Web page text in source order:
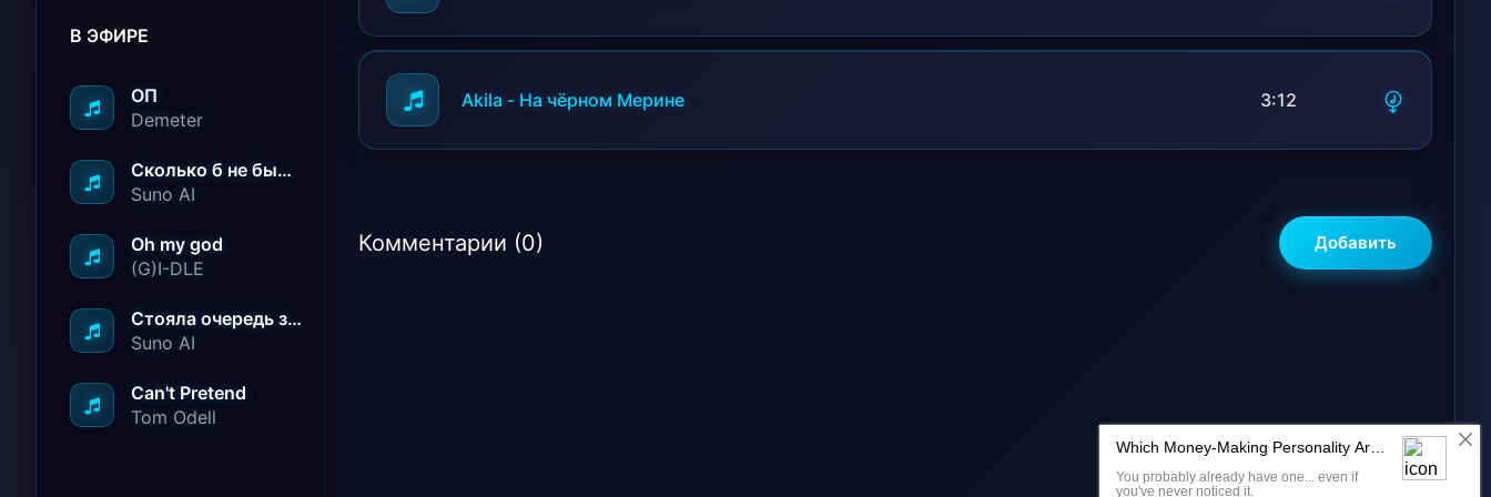
В ЭФИРЕ
ОП
Demeter
Сколько б не было вам лет не грустите
Suno AI
Oh my god
(G)I-DLE
Стояла очередь за радостью
Suno AI
Can't Pretend
Tom Odell
Akila - На чёрном Мерине 3:12
Комментарии (0) Добавить